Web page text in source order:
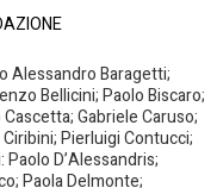
Alessandro Baragetti;
Bellicini; Paolo Biscaro;
Gabriele Caruso;
Pierluigi Contucci;
D’Alessandris;
Paola Delmonte;